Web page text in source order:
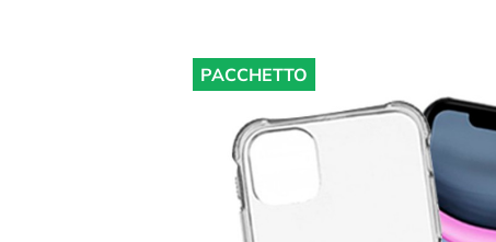
PACCHETTO